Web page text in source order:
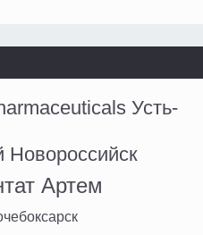
Усть-
Новороссийск
Артем